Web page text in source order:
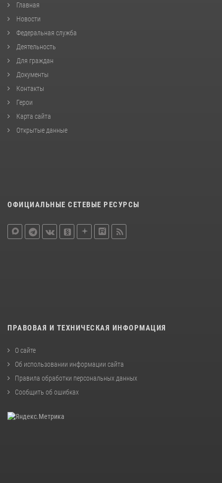
Главная
Новости
Федеральная служба
Деятельность
Для граждан
Документы
Контакты
Герои
Карта сайта
Открытые данные
ОФИЦИАЛЬНЫЕ СЕТЕВЫЕ РЕСУРСЫ
ПРАВОВАЯ И ТЕХНИЧЕСКАЯ ИНФОРМАЦИЯ
О сайте
Об использовании информации сайта
Правила обработки персональных данных
Сообщить об ошибках